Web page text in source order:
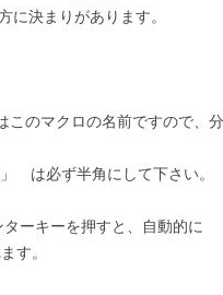
に決まりがあります。
このマクロの名前ですので、
は必ず半角にして下さい。
ーキーを押すと、自動的に
す。